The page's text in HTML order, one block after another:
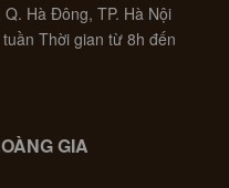
Hà Đông, TP. Hà Nội
Thời gian từ 8h đến
GIA